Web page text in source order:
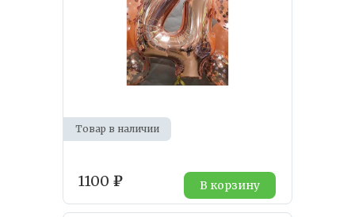
Товар в наличии
1100 ₽ В корзину